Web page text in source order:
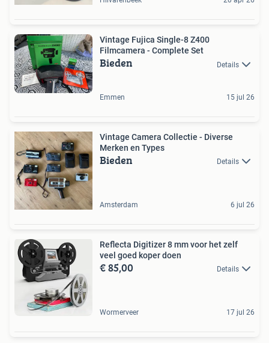
Vintage Fujica Single-8 Z400
Filmcamera - Complete Set
Bieden Details
Emmen 15 jul 26
Vintage Camera Collectie - Diverse
Merken en Types
Bieden Details
Amsterdam 6 jul 26
Reflecta Digitizer 8 mm voor het zelf
veel goed koper doen
€ 85,00 Details
Wormerveer 17 jul 26